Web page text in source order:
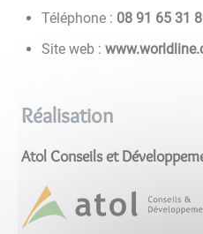
Téléphone : 08 13 56 19
Site web :
Réalisation
Atol Conseils et